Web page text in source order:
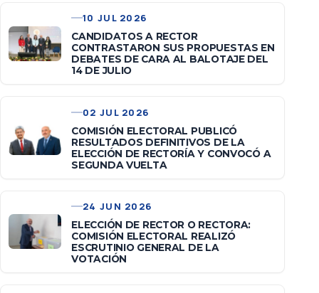
10 JUL 2026
CANDIDATOS A RECTOR
CONTRASTARON SUS PROPUESTAS EN
DEBATES DE CARA AL BALOTAJE DEL
14 DE JULIO
02 JUL 2026
COMISIÓN ELECTORAL PUBLICÓ
RESULTADOS DEFINITIVOS DE LA
ELECCIÓN DE RECTORÍA Y CONVOCÓ A
SEGUNDA VUELTA
24 JUN 2026
ELECCIÓN DE RECTOR O RECTORA:
COMISIÓN ELECTORAL REALIZÓ
ESCRUTINIO GENERAL DE LA
VOTACIÓN